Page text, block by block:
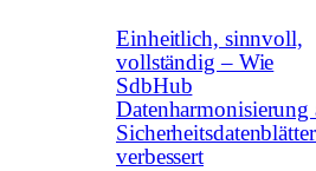
Einheitlich, sinnvoll,
vollständig – Wie
SdbHub
Datenharmonisierung
verbessert